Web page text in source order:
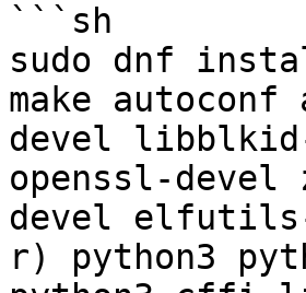
```sh
sudo dnf
make
devel
openssl-
devel
r) python3